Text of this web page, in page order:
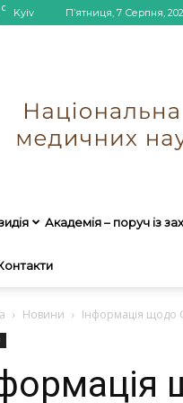
C Kyiv П’ятниця, 7 Серпня,
Академія – поруч із
Новини Інформація щодо